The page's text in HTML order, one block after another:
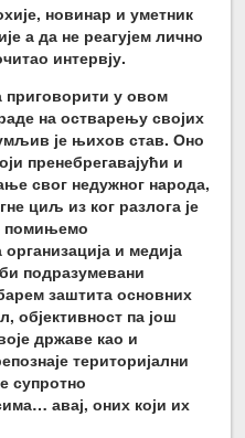
новинар и уметник
а да не реагујем лично
интервју.
у овом
на остварењу својих
је њихов став. Оно
пренебрегавајући и
свог недужног народа,
циљ из ког разлога је
помињемо
и медија
подразумевани
заштита основних
објективност па још
државе као и
територијални
супротно
авај, оних који их